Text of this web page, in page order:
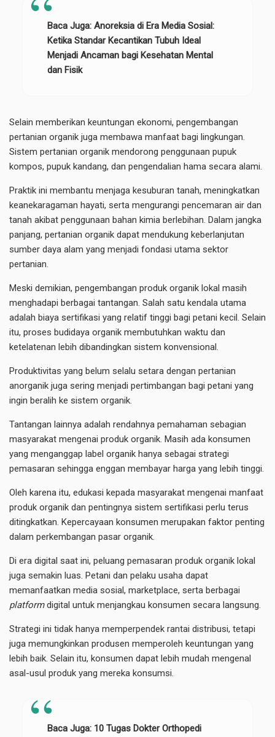
Baca Juga: Anoreksia di Era Media Sosial:
Ketika Standar Kecantikan Tubuh Ideal
Menjadi Ancaman bagi Kesehatan Mental
dan Fisik
Selain memberikan keuntungan ekonomi, pengembangan
pertanian organik juga membawa manfaat bagi lingkungan.
Sistem pertanian organik mendorong penggunaan pupuk
kompos, pupuk kandang, dan pengendalian hama secara alami.
Praktik ini membantu menjaga kesuburan tanah, meningkatkan
keanekaragaman hayati, serta mengurangi pencemaran air dan
tanah akibat penggunaan bahan kimia berlebihan. Dalam jangka
panjang, pertanian organik dapat mendukung keberlanjutan
sumber daya alam yang menjadi fondasi utama sektor
pertanian.
Meski demikian, pengembangan produk organik lokal masih
menghadapi berbagai tantangan. Salah satu kendala utama
adalah biaya sertifikasi yang relatif tinggi bagi petani kecil. Selain
itu, proses budidaya organik membutuhkan waktu dan
ketelatenan lebih dibandingkan sistem konvensional.
Produktivitas yang belum selalu setara dengan pertanian
anorganik juga sering menjadi pertimbangan bagi petani yang
ingin beralih ke sistem organik.
Tantangan lainnya adalah rendahnya pemahaman sebagian
masyarakat mengenai produk organik. Masih ada konsumen
yang menganggap label organik hanya sebagai strategi
pemasaran sehingga enggan membayar harga yang lebih tinggi.
Oleh karena itu, edukasi kepada masyarakat mengenai manfaat
produk organik dan pentingnya sistem sertifikasi perlu terus
ditingkatkan. Kepercayaan konsumen merupakan faktor penting
dalam perkembangan pasar organik.
Di era digital saat ini, peluang pemasaran produk organik lokal
juga semakin luas. Petani dan pelaku usaha dapat
memanfaatkan media sosial, marketplace, serta berbagai
platformdigital untuk menjangkau konsumen secara langsung.
Strategi ini tidak hanya memperpendek rantai distribusi, tetapi
juga memungkinkan produsen memperoleh keuntungan yang
lebih baik. Selain itu, konsumen dapat lebih mudah mengenal
asal-usul produk yang mereka konsumsi.
Baca Juga: 10 Tugas Dokter Orthopedi